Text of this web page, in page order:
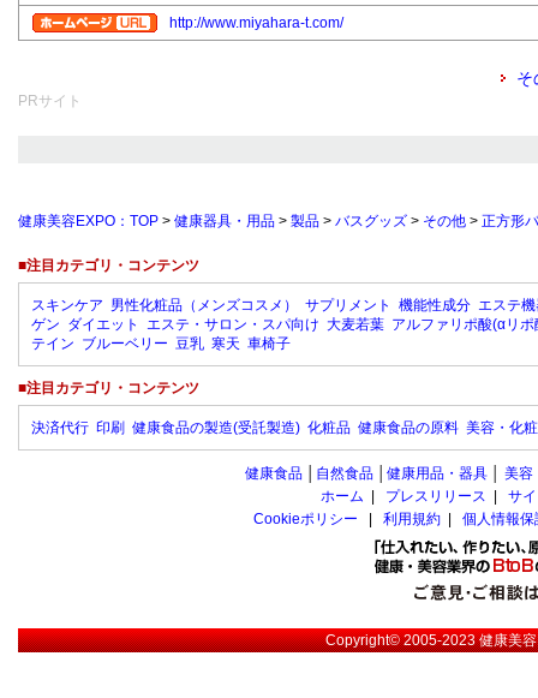
http://www.miyahara-t.com/
そ
PRサイト
健康美容EXPO：TOP > 健康器具・用品 > 製品 > バスグッズ > その他 > 正方形
■注目カテゴリ・コンテンツ
スキンケア 男性化粧品（メンズコスメ） サプリメント 機能性成分 エステ
ゲン ダイエット エステ・サロン・スパ向け 大麦若葉 アルファリポ酸(αリポ
テイン ブルーベリー 豆乳 寒天 車椅子
■注目カテゴリ・コンテンツ
決済代行 印刷 健康食品の製造(受託製造) 化粧品 健康食品の原料 美容・化
健康食品 自然食品 健康用品・器具 美容
ホーム
プレスリリース
サ
Cookieポリシー
利用規約 個人情報
Copyright© 2005-2023健康美